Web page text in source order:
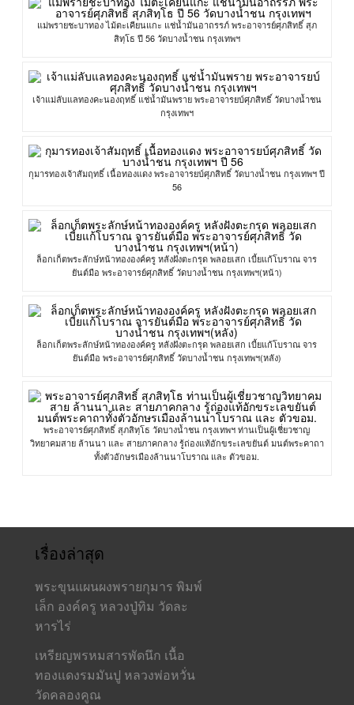
แม่พรายชะบาทอง ไม้ตะเคียนแกะ แช่น้ำมันอาถรรภ์ พระอาจารย์ศุภสิทธิ์ สุภ
สิทฺโธ ปี 56 วัดบางน้ำชน กรุงเทพฯ
เจ้าแม่ลับแลทองคะนองฤทธิ์ แช่น้ำมันพราย พระอาจารยบ์ศุภสิทธิ์ วัดบางน้ำชน
กรุงเทพฯ
กุมารทองเจ้าสัมฤทธิ์ เนื้อทองแดง พระอาจารยบ์ศุภสิทธิ์ วัดบางน้ำชน กรุงเทพฯ ปี
56
ล็อกเก็ตพระลักษ์หน้าทององค์ครู หลังฝังตะกรุด พลอยเสก เบี้ยแก้โบราณ จาร
ยันต์มือ พระอาจารย์ศุภสิทธิ์ วัดบางน้ำชน กรุงเทพฯ(หน้า)
ล็อกเก็ตพระลักษ์หน้าทององค์ครู หลังฝังตะกรุด พลอยเสก เบี้ยแก้โบราณ จาร
ยันต์มือ พระอาจารย์ศุภสิทธิ์ วัดบางน้ำชน กรุงเทพฯ(หลัง)
พระอาจารย์ศุภสิทธิ์ สุภสิทฺโธ วัดบางน้ำชน กรุงเทพฯ ท่านเป็นผู้เชี่ยวชาญ
วิทยาคมสาย ล้านนา และ สายภาคกลาง รู้ถ่องแท้อักขระเลขยันต์ มนต์พระคาถา
ทั้งตัวอักษรเมืองล้านนาโบราณ และ ตัวขอม.
เรื่องล่าสุด
พระขุนแผนผงพรายกุมาร พิมพ์
เล็ก องค์ครู หลวงปู่ทิม วัดละ
หารไร่
เหรียญพรหมสารพัดนึก เนื้อ
ทองแดงรมมันปู หลวงพ่อหวั่น
วัดคลองคูณ